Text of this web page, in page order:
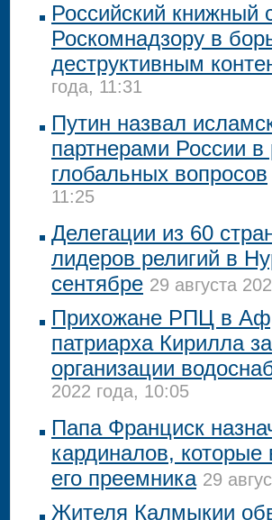
Российский книжный
Роскомнадзору в
деструктивным
года, 11:31
Путин назвал
партнерами России
глобальных вопросов
11:25
Делегации из 60
лидеров религий в
сентябре 29 августа
Прихожане РПЦ в
патриарха Кирилла
организации
2022 года, 10:05
Папа Франциск
кардиналов,
его преемника 29
Жителя Калмыкии